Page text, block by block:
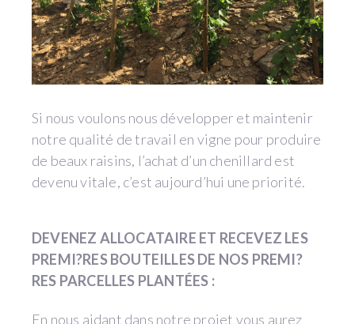
Si nous voulons nous développer et maintenir
notre qualité de travail en vigne pour produire
de beaux raisins, l’achat d’un chenillard est
devenu vitale, c’est aujourd’hui une priorité.
DEVENEZ ALLOCATAIRE ET RECEVEZ LES
PREMI?RES BOUTEILLES DE NOS PREMI?
RES PARCELLES PLANTÉES :
En nous aidant dans notre projet vous aurez